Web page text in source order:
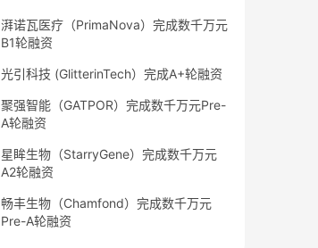
湃诺瓦医疗（PrimaNova）完成数千万元
B1轮融资
光引科技 (GlitterinTech）完成A+轮融资
聚强智能（GATPOR）完成数千万元Pre-
A轮融资
星眸生物（StarryGene）完成数千万元
A2轮融资
畅丰生物（Chamfond）完成数千万元
Pre-A轮融资